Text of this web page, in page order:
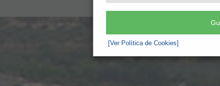
[Ver Política de Cookies]
info@purchena.es-Aviso legal-